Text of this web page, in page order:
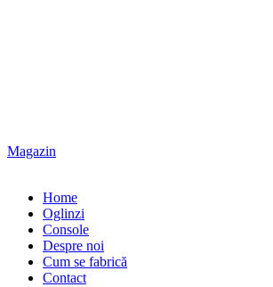
Magazin
Home
Oglinzi
Console
Despre noi
Cum se fabrică
Contact